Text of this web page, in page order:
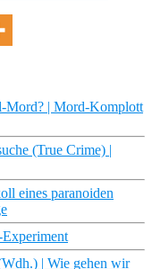
Mord? | Mord-Komplott
(True Crime) |
eines paranoiden
| Wie gehen wir